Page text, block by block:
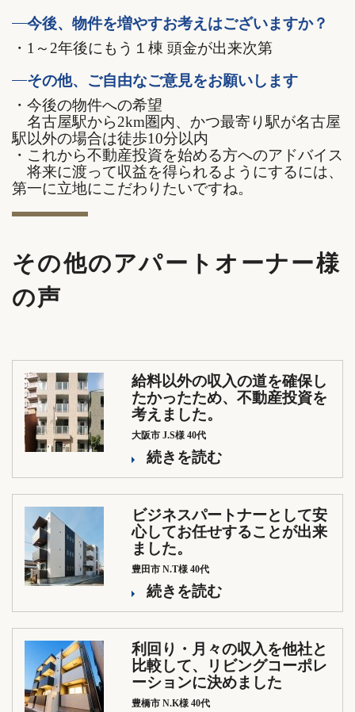
今後、物件を増やすお考えはございますか？
・1～2年後にもう１棟 頭金が出来次第
その他、ご自由なご意見をお願いします
・今後の物件への希望
名古屋駅から2km圏内、かつ最寄り駅が名古屋
駅以外の場合は徒歩10分以内
・これから不動産投資を始める方へのアドバイス
将来に渡って収益を得られるようにするには、
第一に立地にこだわりたいですね。
その他のアパートオーナー様
の声
給料以外の収入の道を確保し
たかったため、不動産投資を
考えました。
大阪市 J.S様 40代
続きを読む
ビジネスパートナーとして安
心してお任せすることが出来
ました。
豊田市 N.T様 40代
続きを読む
利回り・月々の収入を他社と
比較して、リビングコーポレ
ーションに決めました
豊橋市 N.K様 40代